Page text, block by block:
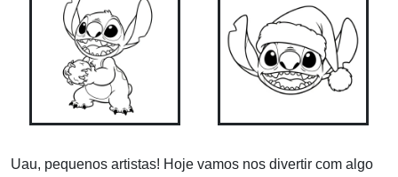
Uau, pequenos artistas! Hoje vamos nos divertir com algo